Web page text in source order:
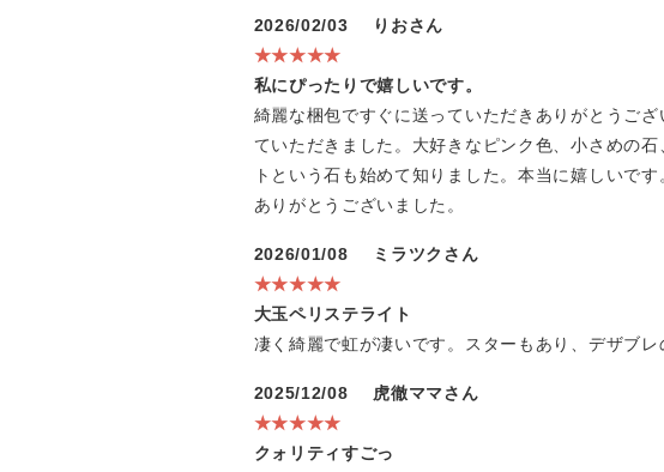
2026/02/03
りおさん
★★★★★
私にぴったりで嬉しいです。
綺麗な梱包ですぐに送っていただきありがとうご
ていただきました。大好きなピンク色、小さめの
トという石も始めて知りました。本当に嬉しいで
ありがとうございました。
2026/01/08
ミラツクさん
★★★★★
大玉ペリステライト
凄く綺麗で虹が凄いです。スターもあり、デザブ
2025/12/08
虎徹ママさん
★★★★★
クォリティすごっ